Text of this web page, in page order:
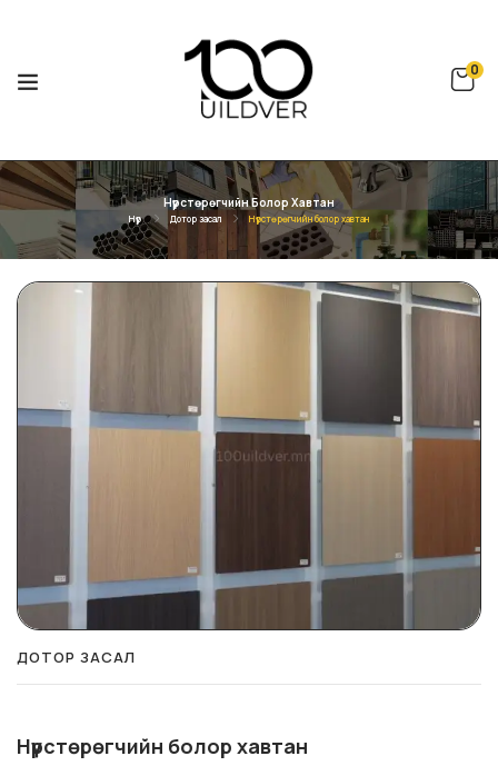
0
Нүүрстөрөгчийн Болор Хавтан
Нүүр Дотор засал Нүүрстөрөгчийн болор хавтан
ДОТОР ЗАСАЛ
Нүүрстөрөгчийн болор хавтан